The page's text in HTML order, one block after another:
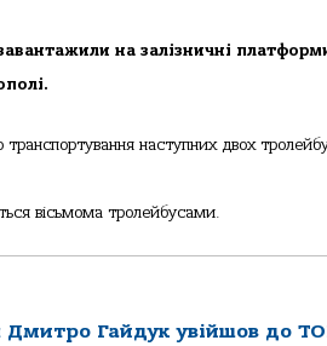
на залізничні
наступних двох
вісьмома тролейбусами.
Дмитро Гайдук увійшов до